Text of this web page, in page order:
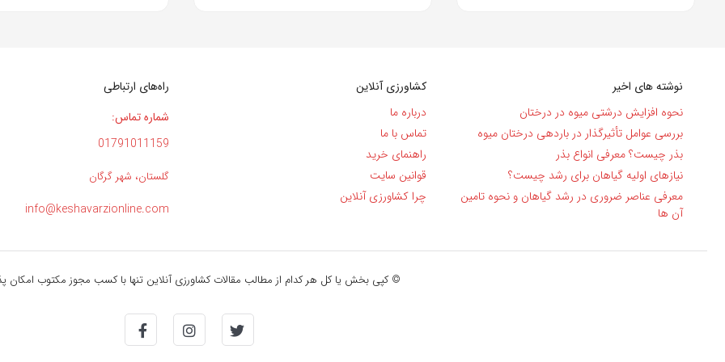
نوشته های اخیر
نحوه افزایش درشتی میوه در درختان
بررسی عوامل تأثیرگذار در باردهی درختان میوه
بذر چیست؟ معرفی انواع بذر
نیاز‌های اولیه گیاهان برای رشد چیست؟
معرفی عناصر ضروری در رشد گیاهان و نحوه تامین
آن ها
کشاورزی آنلاین
درباره ما
تماس با ما
راهنمای خرید
قوانین سایت
چرا کشاورزی آنلاین
راه‌های ارتباطی
شماره تماس:
01791011159
گلستان، شهر گرگان
info@keshavarzionline.com
© کپی بخش یا کل هر کدام از مطالب مقالات کشاورزی آنلاین تنها با کسب مجوز مکتوب امکان